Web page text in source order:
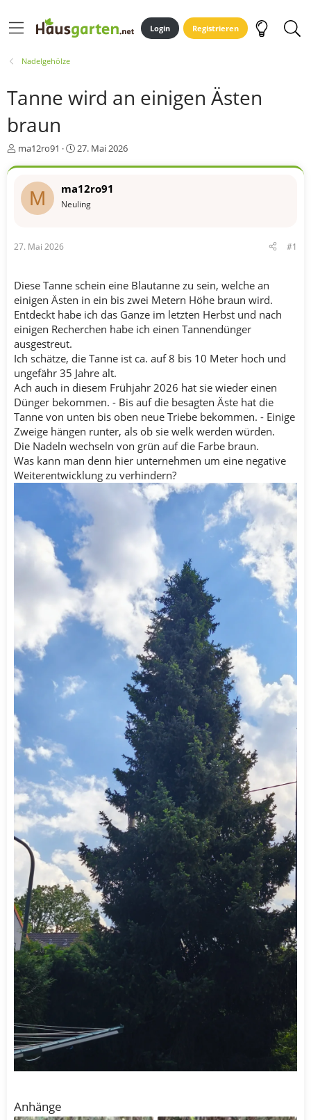
Login Registrieren
Nadelgehölze
Tanne wird an einigen Ästen
braun
E
e
r
ma12ro91
E
t
l
27. Mai 2026
M ma12ro91
Neuling
27. Mai 2026 #1
Diese Tanne schein eine Blautanne zu sein, welche an
einigen Ästen in ein bis zwei Metern Höhe braun wird.
Entdeckt habe ich das Ganze im letzten Herbst und nach
einigen Recherchen habe ich einen Tannendünger
ausgestreut.
Ich schätze, die Tanne ist ca. auf 8 bis 10 Meter hoch und
ungefähr 35 Jahre alt.
Ach auch in diesem Frühjahr 2026 hat sie wieder einen
Dünger bekommen. - Bis auf die besagten Äste hat die
Tanne von unten bis oben neue Triebe bekommen. - Einige
Zweige hängen runter, als ob sie welk werden würden.
Die Nadeln wechseln von grün auf die Farbe braun.
Was kann man denn hier unternehmen um eine negative
Weiterentwicklung zu verhindern?
Anhänge